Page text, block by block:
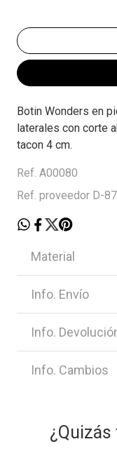
Botin Wonders en
laterales con corte
tacon 4 cm.
Ref. A00080
Ref. proveedor D-
Material
Info. Envío
Info.
Info. Cambios